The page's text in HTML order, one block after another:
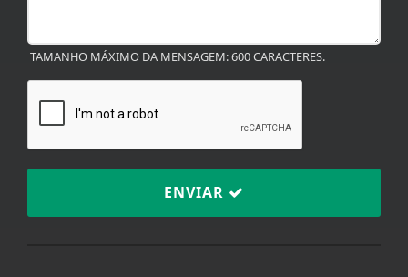
TAMANHO MÁXIMO DA MENSAGEM: 600 CARACTERES.
ENVIAR